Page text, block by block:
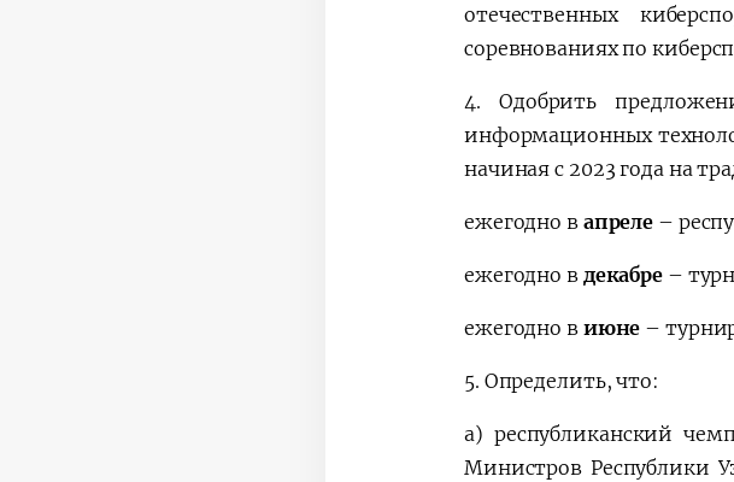
отечественных
соревнованиях по
4.
Одобрить
информационных
начиная с 2023 года на
ежегодно в апреле –
ежегодно в декабре –
ежегодно в июне –
5. Определить, что:
а) республиканский
Министров Республики